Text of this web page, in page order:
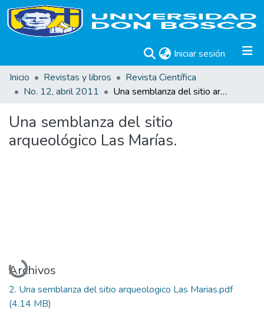
Iniciar sesión (current)
Inicio
Revistas y libros
Revista Científica
No. 12, abril 2011
Una semblanza del sitio arqueológico Las Marías.
Una semblanza del sitio
arqueológico Las Marías.
Cargando...
Archivos
2. Una semblanza del sitio arqueologico Las Marias.pdf
(4.14 MB)